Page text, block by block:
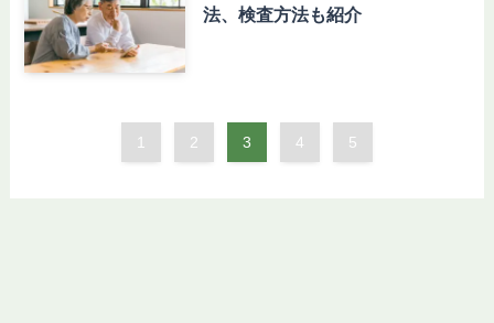
法、検査方法も紹介
1 2 3 4 5